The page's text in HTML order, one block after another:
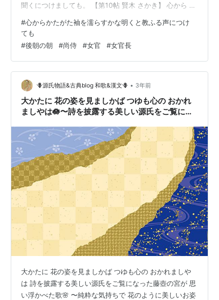
聞くにつけましても。 【第10帖 賢木 さかき】 心から か
につけても 尚侍のこう言う様子はいかにもはかなそうで
あった。 歎《なげ》きつつ 我が世はかくて 過ぐせとや
は別れて出た。 まだ朝に遠い暁月夜で、 霧が一面に降っ
は…
#心からかたがた袖を濡らすかな明くと教ふる声につけ
ても
#後朝の朝 #尚侍 #女官 #女官長
🪻源氏物語&古典blog 和歌&漢文🪻 • 3年前
大かたに 花の姿を見ましかば つゆも心の おかれ
ましやは🪷〜詩を披露する美しい源氏をご覧にな
大かたに 花の姿を見ましかば つゆも心の おかれましや
は 詩を披露する美しい源氏をご覧になった藤壺の宮が 思
い浮かべた歌🌸 〜純粋な気持ちで 花のように美しいお姿